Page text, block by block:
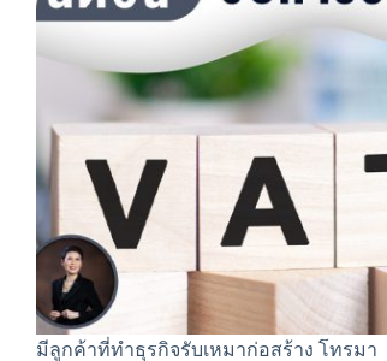
มีลูกค้าที่ทำธุรกิจรับเหมาก่อสร้าง โทรมา